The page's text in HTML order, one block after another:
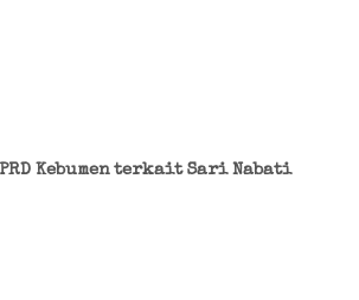
Kebumen terkait Sari Nabati